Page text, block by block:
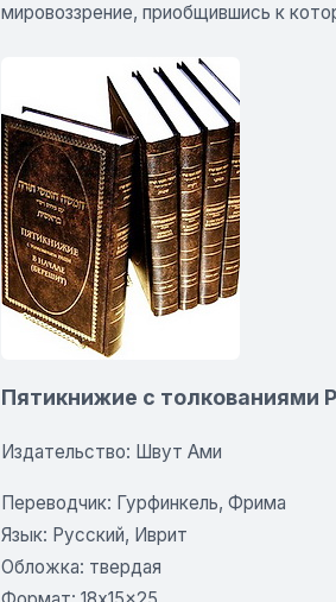
мировоззрение, приобщившись к
Пятикнижие с толкованиями
Издательство: Швут Ами
Переводчик: Гурфинкель, Фрима
Язык: Русский, Иврит
Обложка: твердая